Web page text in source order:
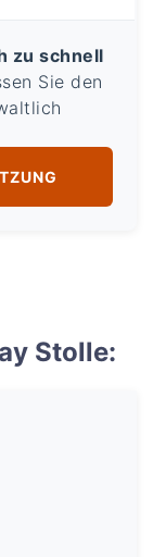
zu schnell
Sie den
Stolle: